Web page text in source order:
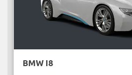
BMW I8